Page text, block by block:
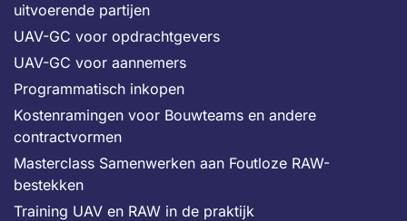
uitvoerende partijen
UAV-GC voor opdrachtgevers
UAV-GC voor aannemers
Programmatisch inkopen
Kostenramingen voor Bouwteams en andere
contractvormen
Masterclass Samenwerken aan Foutloze RAW-
bestekken
Training UAV en RAW in de praktijk